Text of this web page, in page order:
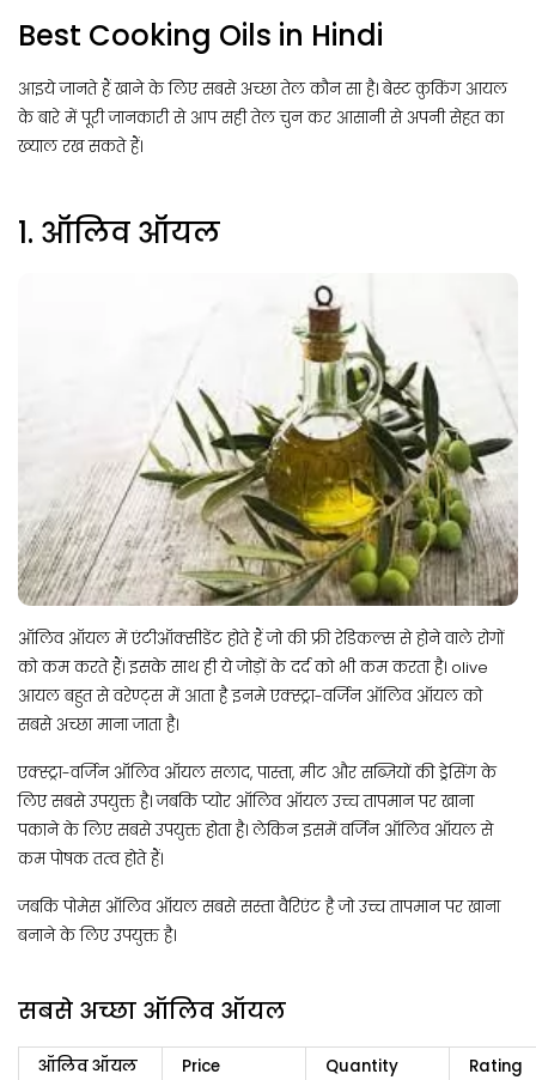
Best Cooking Oils in Hindi
आइये जानते हैं खाने के लिए सबसे अच्छा तेल कौन सा है। बेस्ट कुकिंग आयल
के बारे में पूरी जानकारी से आप सही तेल चुन कर आसानी से अपनी सेहत का
ख्याल रख सकते हैं।
1. ऑलिव ऑयल
ऑलिव ऑयल में एंटीऑक्सीडेंट होते हैं जो की फ्री रेडिकल्स से होने वाले रोगों
को कम करते हैं। इसके साथ ही ये जोड़ों के दर्द को भी कम करता है। olive
आयल बहुत से वरेण्ट्स में आता है इनमे एक्स्ट्रा-वर्जिन ऑलिव ऑयल को
सबसे अच्छा माना जाता है।
एक्स्ट्रा-वर्जिन ऑलिव ऑयल सलाद, पास्ता, मीट और सब्ज़ियों की ड्रेसिंग के
लिए सबसे उपयुक्त है। जबकि प्योर ऑलिव ऑयल उच्च तापमान पर खाना
पकाने के लिए सबसे उपयुक्त होता है। लेकिन इसमें वर्जिन ऑलिव ऑयल से
कम पोषक तत्व होते हैं।
जबकि पोमेस ऑलिव ऑयल सबसे सस्ता वैरिएंट है जो उच्च तापमान पर खाना
बनाने के लिए उपयुक्त है।
सबसे अच्छा ऑलिव ऑयल
ऑलिव ऑयल Price Quantity Rating